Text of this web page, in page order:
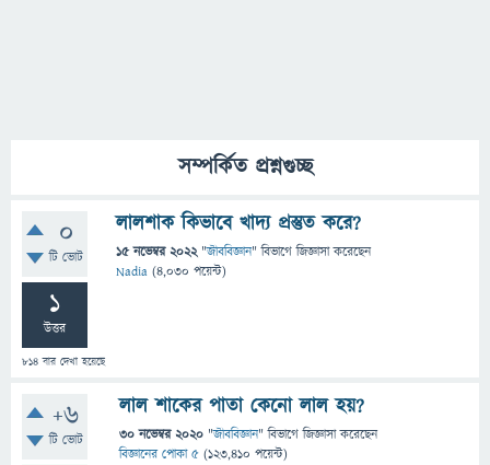
সম্পর্কিত প্রশ্নগুচ্ছ
0
টি ভোট
1
উত্তর
814 বার দেখা হয়েছে
লালশাক কিভাবে খাদ্য প্রস্তুত করে?
15 নভেম্বর 2022 "জীববিজ্ঞান" বিভাগে জিজ্ঞাসাকরেছেন
Nadia (4,030 পয়েন্ট)
+6
টি ভোট
লাল শাকের পাতা কেনো লাল হয়?
30 নভেম্বর 2020 "জীববিজ্ঞান" বিভাগে জিজ্ঞাসাকরেছেন
বিজ্ঞানের পোকা ৫ (123,410 পয়েন্ট)